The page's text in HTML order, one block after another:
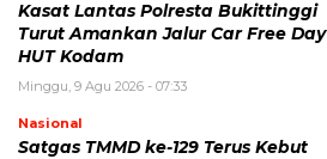
Kasat Lantas Polresta Bukittinggi
Turut Amankan Jalur Car Free Day
HUT Kodam
Minggu, 9 Agu 2026 - 07:33
Nasional
Satgas TMMD ke-129 Terus Kebut